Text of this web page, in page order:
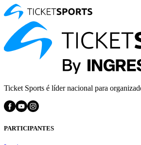
Ticket Sports é líder nacional para
PARTICIPANTES